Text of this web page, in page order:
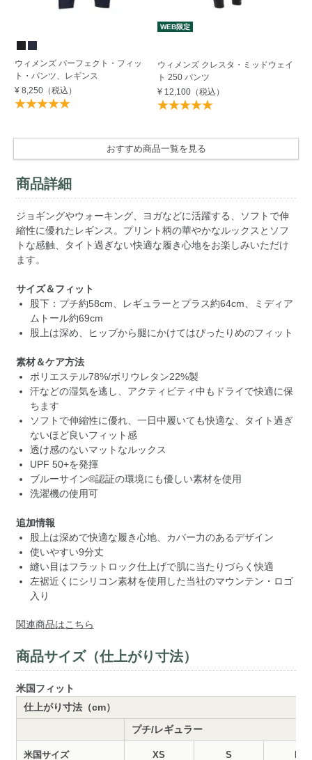
ウィメンズ パーフェクト・フィッ
ト・パンツ、レギンス
¥ 8,250（税込）
WEB限定
ウィメンズ クレスタ・ミッドウェイ
ト 250 パンツ
¥ 12,100 （税込）
おすすめ商品一覧を見る
商品詳細
ジョギングやウォーキング、ヨガなどに活躍する、ソフトで伸
縮性に優れたレギンス。プリント柄の華やかなルックスとソフ
トな感触、タイト過ぎない快適な履き心地をお楽しみいただけ
ます。
サイズ＆フィット
股下：プチ約58cm、レギュラーとプラス約64cm、ミディア
ムトール約69cm
股上は深め、ヒップから腿にかけてはぴったりめのフィット
素材＆ケア方法
ポリエステル78%/ポリウレタン22%製
汗などの湿気を逃し、アクティビティ中もドライで快適に保
ちます
ソフトで伸縮性に優れ、一日中履いても快適な、タイト過ぎ
ないほど良いフィット感
透け感のないマットなルックス
UPF 50+を発揮
ブルーサイン®認証の環境にも優しい素材を使用
洗濯機の使用可
追加情報
股上は深めで快適な履き心地、カバー力のあるデザイン
使いやすい9分丈
縫い目はフラットロック仕上げで肌に当たりづらく快適
左裾近くにシリコン素材を使用した当社のマウンテン・ロゴ
入り
関連商品はこちら
商品サイズ（仕上がり寸法）
米国フィット
仕上がり寸法（cm）
プチ/レギュラー
米国サイズ XS S M